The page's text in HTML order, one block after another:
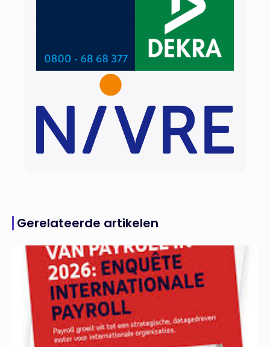
Gerelateerde artikelen